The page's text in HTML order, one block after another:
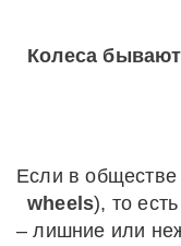
Колеса
Если в
wheels), то
– лишние или